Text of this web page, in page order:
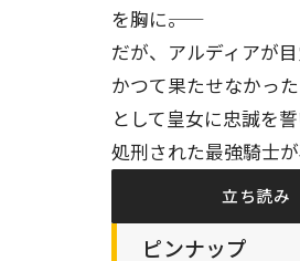
を胸に――。
だが、アルディアが
かつて果たせなかっ
として皇女に忠誠を
処刑された最強騎士
立ち読み
ピンナップ